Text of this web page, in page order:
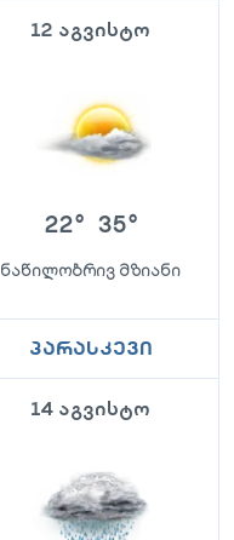
12 აგვისტო
22° 35°
ნაწილობრივ მზიანი
პარასკევი
14 აგვისტო